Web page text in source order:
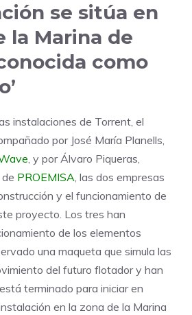
se sitúa en
la Marina de
como
instalaciones de Torrent, el
por José María Planells,
, y por Álvaro Piqueras,
PROEMISA, las dos empresas
y el funcionamiento de
proyecto. Los tres han
de los elementos
una maqueta que simula las
del futuro flotador y han
terminado para iniciar en
en la zona de la Marina